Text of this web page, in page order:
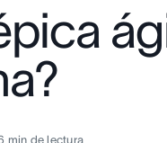
min de lectura